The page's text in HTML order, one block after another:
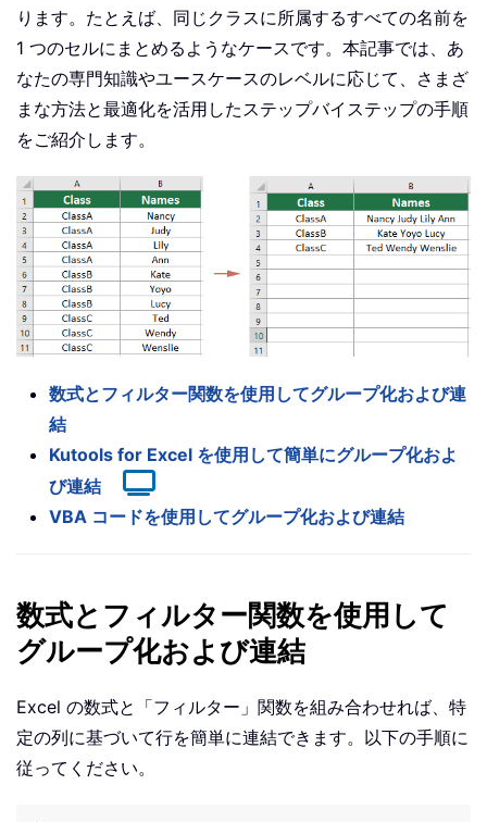
ります。たとえば、同じクラスに所属するすべての名前を
1 つのセルにまとめるようなケースです。本記事では、あ
なたの専門知識やユースケースのレベルに応じて、さまざ
まな方法と最適化を活用したステップバイステップの手順
をご紹介します。
数式とフィルター関数を使用してグループ化および連
結
Kutools for Excel を使用して簡単にグループ化およ
び連結
VBA コードを使用してグループ化および連結
数式とフィルター関数を使用して
グループ化および連結
Excel の数式と「フィルター」関数を組み合わせれば、特
定の列に基づいて行を簡単に連結できます。以下の手順に
従ってください。